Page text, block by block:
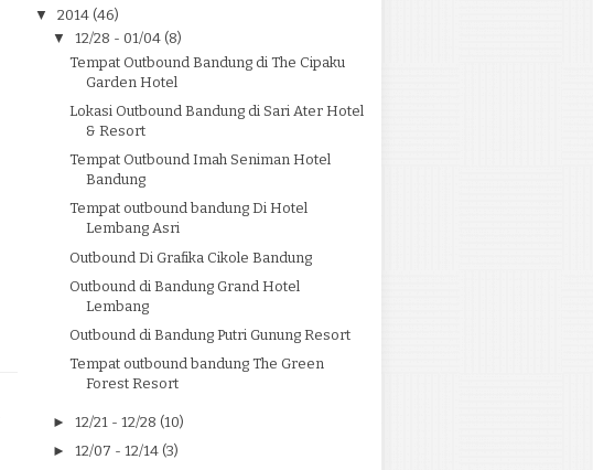
▼ 2014 (46)
▼ 12/28 - 01/04 (8)
Tempat Outbound Bandung di The Cipaku
Garden Hotel
Lokasi Outbound Bandung di Sari Ater Hotel
& Resort
Tempat Outbound Imah Seniman Hotel
Bandung
Tempat outbound bandung Di Hotel
Lembang Asri
Outbound Di Grafika Cikole Bandung
Outbound di Bandung Grand Hotel
Lembang
Outbound di Bandung Putri Gunung Resort
Tempat outbound bandung The Green
Forest Resort
► 12/21 - 12/28 (10)
► 12/07 - 12/14 (3)